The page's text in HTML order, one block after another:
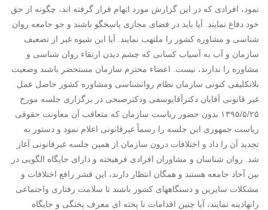
نمود، افرادی که در این گزارش مورد اتهام قرار گرفته اند، چگونه از حق
خود دفاع نمایند. آیا باید در فضای مجازی پاسخگو باشند و جو جامعه روان
شناسی و مشاوره کشور را ملتهب نمایند. آیا این شیوه غیر از تضعیف
سازمان و آب به آسیاب کسانی که چشم دیدن ارتقاء روان شناسی و
مشاوره را ندارند، نیست. اعضاء محترم سازمان مستحضر باشند وضعیت
بلاتکلیفی کنونی سازمان نظام روانشناسی ومشاوره کشور حاصل عمل
غیر قانونی آقایان دکترآقایوسفی ودکترصبحی در برگزاری جلسه مورخ
۱۳۹۵/۵/۲۵ بدون حضور ریاست سازمان که متعاقب آن معاونت حقوقی
ریاست جمهوری این جلسه را رسماً غیرقانونی اعلام نمود و دستور به
تجدید آن را داد و اختلافات درون سازمان از همین جلسه غیرقانونی آغاز
شد. روان شناسان و مشاوران افرادی فرهیخته و دارای جایگاه الگویی در
بین آحاد جامعه هستند و همگان انتظار دارند، این قشر رافع اختلافات و
مشکلات سایرین و دستگاههای کشور باشند تا سلامت رفتاری واجتماعی
رانهادینه نمایند، آیا چنین اقدامات نا پخته ای معرف پختگی و جایگاه